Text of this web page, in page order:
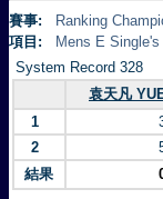
賽事:
Ranking
項目:
Mens E Single's
System Record 328
袁天凡
1
2
結果